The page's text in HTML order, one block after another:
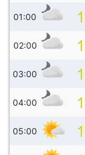
01:00
02:00
03:00
04:00
05:00